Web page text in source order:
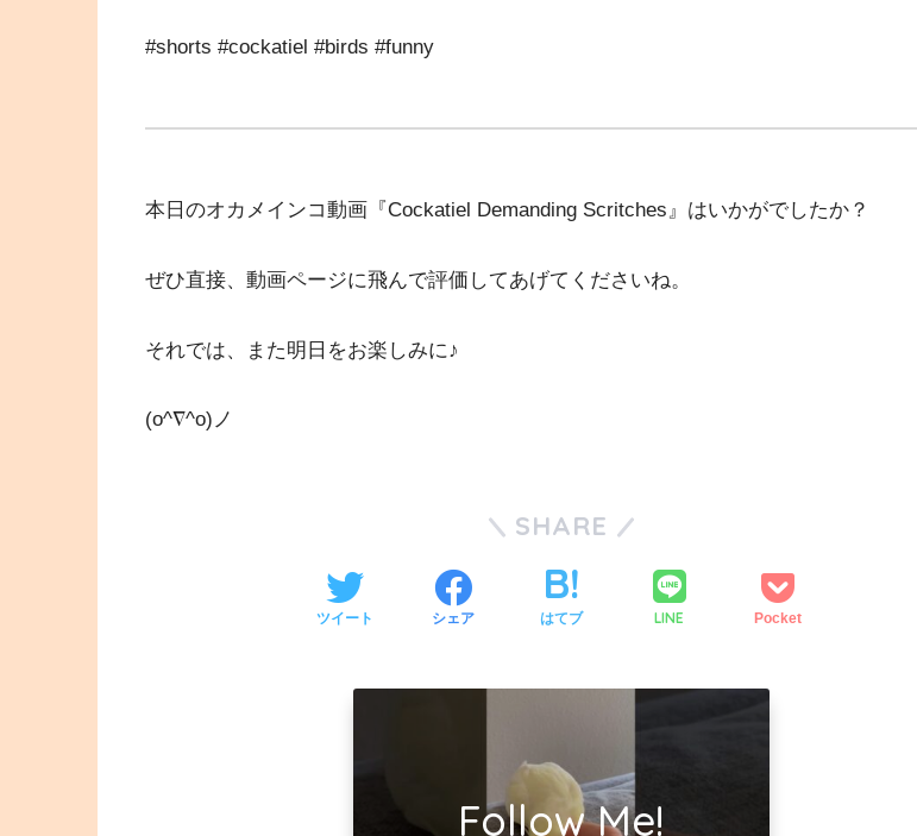
#shorts #cockatiel #birds #funny
本日のオカメインコ動画『Cockatiel Demanding Scritches』はいかがでしたか？
ぜひ直接、動画ページに飛んで評価してあげてくださいね。
それでは、また明日をお楽しみに♪
(o^∇^o)ノ
SHARE
ツイート シェア はてブ LINE Pocket
Follow Me!